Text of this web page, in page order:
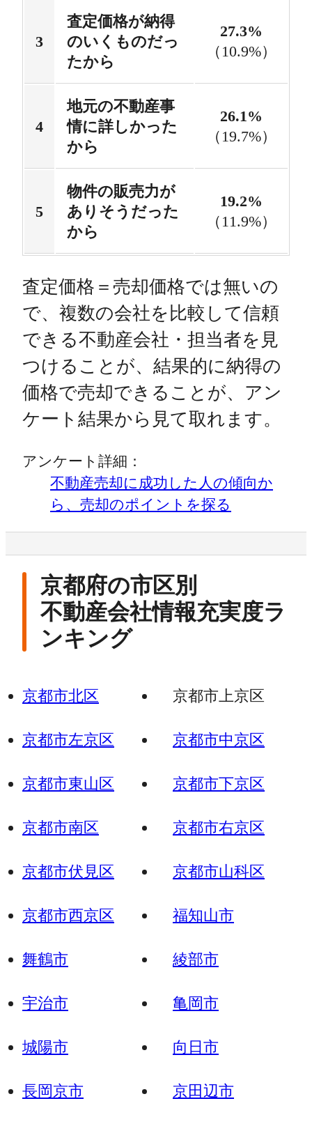
査定価格が納得
のいくものだっ
たから
27.3%
（10.9%）
地元の不動産事
情に詳しかった
から
26.1%
（19.7%）
物件の販売力が
ありそうだった
から
19.2%
（11.9%）
査定価格＝売却価格では無いの
で、複数の会社を比較して信頼
できる不動産会社・担当者を見
つけることが、結果的に納得の
価格で売却できることが、アン
ケート結果から見て取れます。
アンケート詳細：
不動産売却に成功した人の傾向か
ら、売却のポイントを探る
京都府の市区別
不動産会社情報充実度ラ
ンキング
京都市北区 京都市上京区
京都市左京区 京都市中京区
京都市東山区 京都市下京区
京都市南区 京都市右京区
京都市伏見区 京都市山科区
京都市西京区 福知山市
舞鶴市 綾部市
宇治市 亀岡市
城陽市 向日市
長岡京市 京田辺市